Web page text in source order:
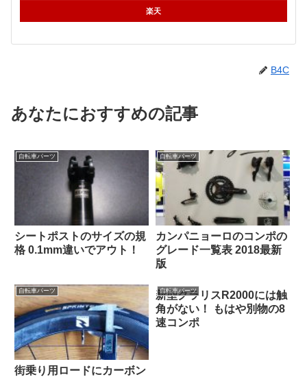
楽天
B4C
あなたにおすすめの記事
自転車パーツ
シートポストのサイズの規
格 0.1mm違いでアウト！
自転車パーツ
カンパニョーロのコンポの
グレード一覧表 2018最新
版
自転車パーツ
街乗り用ロードにカーボン
自転車パーツ
新型クラリスR2000には触
角がない！ もはや別物の8
速コンポ